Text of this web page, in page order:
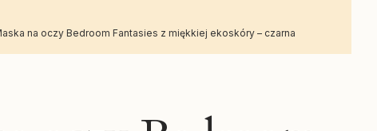
na oczy Bedroom Fantasies z miękkiej ekoskóry – czarna